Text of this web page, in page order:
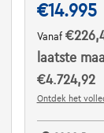
€14.995
Vanaf
laatste
€4.724,92
Ontdek het